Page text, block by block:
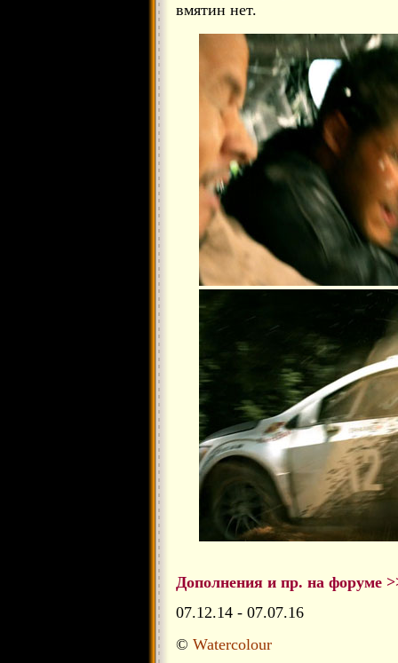
вмятин нет.
Дополнения и пр. на форуме
07.12.14 - 07.07.16
© Watercolour